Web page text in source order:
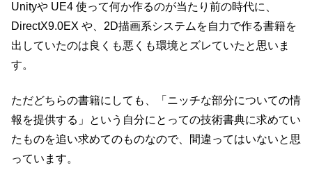
Unityや UE4 使って何か作るのが当たり前の時代に、
DirectX9.0EX や、2D描画系システムを自力で作る書籍を
出していたのは良くも悪くも環境とズレていたと思いま
す。
ただどちらの書籍にしても、「ニッチな部分についての情
報を提供する」という自分にとっての技術書典に求めてい
たものを追い求めてのものなので、間違ってはいないと思
っています。